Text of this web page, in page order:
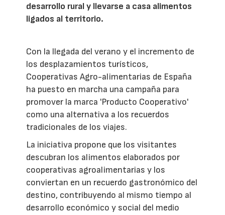
desarrollo rural y llevarse a casa alimentos
ligados al territorio.
Con la llegada del verano y el incremento de
los desplazamientos turísticos,
Cooperativas Agro-alimentarias de España
ha puesto en marcha una campaña para
promover la marca 'Producto Cooperativo'
como una alternativa a los recuerdos
tradicionales de los viajes.
La iniciativa propone que los visitantes
descubran los alimentos elaborados por
cooperativas agroalimentarias y los
conviertan en un recuerdo gastronómico del
destino, contribuyendo al mismo tiempo al
desarrollo económico y social del medio